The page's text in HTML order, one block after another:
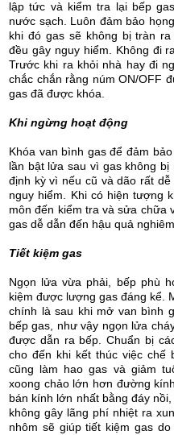
lập tức và kiểm tra lại bếp
nước sạch. Luôn đảm bảo
khi đó gas sẽ không bị tràn
đều gây nguy hiểm. Không đi
Trước khi ra khỏi nhà hay đi
chắc chắn rằng núm ON/OFF
gas đã được khóa.
Khi ngừng hoạt động
Khóa van bình gas để đảm
lần bật lửa sau vì gas không bị
định kỳ vì nếu cũ và dão rất
nguy hiểm. Khi có hiện tượng
môn đến kiểm tra và sửa chữa
gas dễ dẫn đến hậu quả
Tiết kiệm gas
Ngọn lửa vừa phải, bếp phù
kiệm được lượng gas đáng kể.
chính là sau khi mở van bình
bếp gas, như vậy ngọn lửa
được dẫn ra bếp.Chuẩn bị
cho đến khi kết thúc việc chế
cũng làm hao gas và giảm
xoong chảo lớn hơn đường
bán kính lớn nhất bằng đáy
không gây lãng phí nhiệt ra
nhôm sẽ giúp tiết kiệm gas